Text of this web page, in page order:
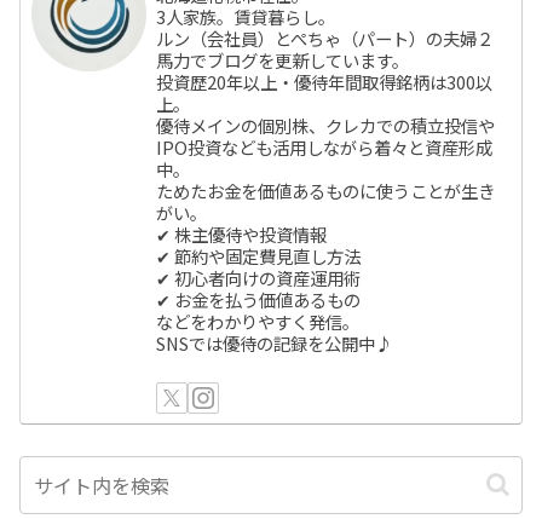
3人家族。賃貸暮らし。
ルン（会社員）とぺちゃ（パート）の夫婦２
馬力でブログを更新しています。
投資歴20年以上・優待年間取得銘柄は300以
上。
優待メインの個別株、クレカでの積立投信や
IPO投資なども活用しながら着々と資産形成
中。
ためたお金を価値あるものに使うことが生き
がい。
✔ 株主優待や投資情報
✔ 節約や固定費見直し方法
✔ 初心者向けの資産運用術
✔ お金を払う価値あるもの
などをわかりやすく発信。
SNSでは優待の記録を公開中♪